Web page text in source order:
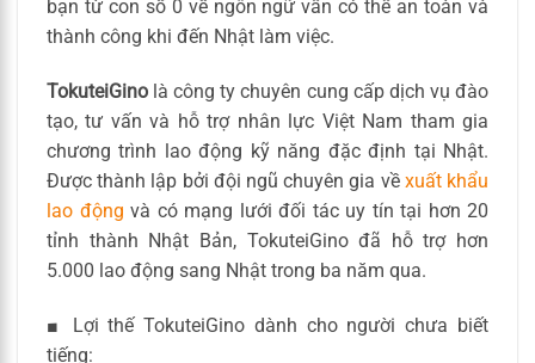
bạn từ con số 0 về ngôn ngữ vẫn có thể an toàn và
thành công khi đến Nhật làm việc.
TokuteiGino là công ty chuyên cung cấp dịch vụ đào
tạo, tư vấn và hỗ trợ nhân lực Việt Nam tham gia
chương trình lao động kỹ năng đặc định tại Nhật.
Được thành lập bởi đội ngũ chuyên gia về xuất khẩu
lao động và có mạng lưới đối tác uy tín tại hơn 20
tỉnh thành Nhật Bản, TokuteiGino đã hỗ trợ hơn
5.000 lao động sang Nhật trong ba năm qua.
■ Lợi thế TokuteiGino dành cho người chưa biết
tiếng: